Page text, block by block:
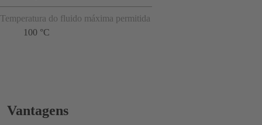
Temperatura do fluido máxima permitida
100 °C
Vantagens